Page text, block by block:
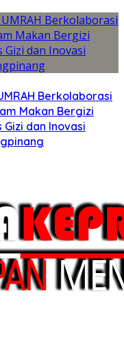
Berkolaborasi
Makan Bergizi
dan Inovasi